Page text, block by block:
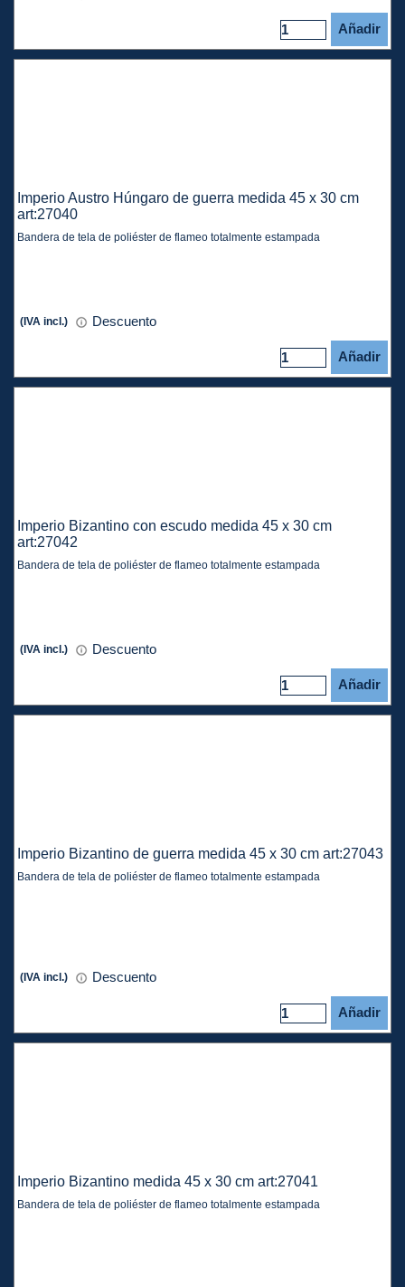
Añadir
Imperio Austro Húngaro de guerra medida 45 x 30 cm
art:27040
Bandera de tela de poliéster de flameo totalmente estampada
(IVA incl.) Descuento
Añadir
Imperio Bizantino con escudo medida 45 x 30 cm
art:27042
Bandera de tela de poliéster de flameo totalmente estampada
(IVA incl.) Descuento
Añadir
Imperio Bizantino de guerra medida 45 x 30 cm art:27043
Bandera de tela de poliéster de flameo totalmente estampada
(IVA incl.) Descuento
Añadir
Imperio Bizantino medida 45 x 30 cm art:27041
Bandera de tela de poliéster de flameo totalmente estampada